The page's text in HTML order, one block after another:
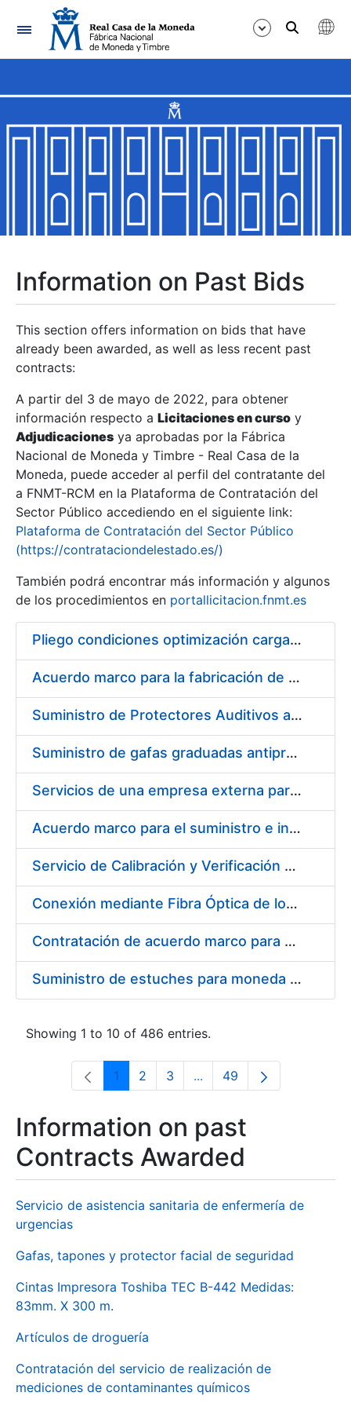
Navigation
Show/Hide
Show/Hide
Show/Hide
Show/Hide
Show/Hide
Show/Hide
Information on Past Bids
This section offers information on bids that have
already been awarded, as well as less recent past
contracts:
A partir del 3 de mayo de 2022, para obtener
información respecto a Licitaciones en curso y
Adjudicaciones ya aprobadas por la Fábrica
Nacional de Moneda y Timbre - Real Casa de la
Moneda, puede acceder al perfil del contratante del
a FNMT-RCM en la Plataforma de Contratación del
Sector Público accediendo en el siguiente link:
Plataforma de Contratación del Sector Público
(https://contrataciondelestado.es/)
También podrá encontrar más información y algunos
de los procedimientos en portallicitacion.fnmt.es
Pliego condiciones optimización cargas compras firmado
Acuerdo marco para la fabricación de piezas
Suministro de Protectores Auditivos a medida para las personas trabajadoras de los Centros de Trabajo de Madrid y Burgos
Suministro de gafas graduadas antiproyecciones para los trabajadores de la FNMT-RCM en los centros de trabajo de Madrid y Burgos
Servicios de una empresa externa para el asesoramiento y resolución de los recursos de alzada que se presentan relacionados con procesos de selección para la FNMT-RCM
Acuerdo marco para el suministro e instalación de persianas, estores y otros complementos
Servicio de Calibración y Verificación Externa de los Equipos de Medición del Servicio de Prevención de la FNMT-RCM
Conexión mediante Fibra Óptica de los Centros de Proceso de Datos (CPDs) de las sedes de la FNMT-RCM de Burgos y Madrid
Contratación de acuerdo marco para el Suministro de Material de Electricidad para la Fábrica Nacional de Moneda y Timbre-Real Casa de la Moneda en su centro de trabajo de Burgos
Suministro de estuches para moneda de 30 €
Showing 1 to 10 of 486 entries.
Page
1 Page
2 Page
3 ...Intermediate Pages Use
Page
49
Information on past
Contracts Awarded
Servicio de asistencia sanitaria de enfermería de
urgencias
Gafas, tapones y protector facial de seguridad
Cintas Impresora Toshiba TEC B-442 Medidas:
83mm. X 300 m.
Artículos de droguería
Contratación del servicio de realización de
mediciones de contaminantes químicos